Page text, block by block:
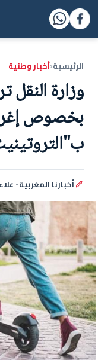
الرئيسية‹أخبار وطنية
وزارة النقل
بخصوص
أخبارنا المغربية-